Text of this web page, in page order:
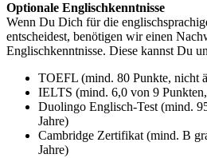
Optionale Englischkenntnisse
Wenn Du Dich für die
entscheidest, benötigen wir einen
Englischkenntnisse. Diese kannst Du
TOEFL (mind. 80 Punkte, nicht
IELTS (mind. 6,0 von 9
Duolingo Englisch-Test (mind.
Jahre)
Cambridge Zertifikat (mind. B
Jahre)